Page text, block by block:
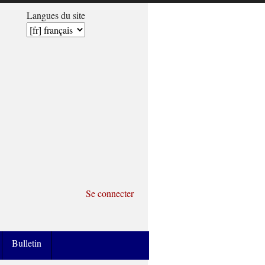
Se connecter
Langues du site
Bulletin